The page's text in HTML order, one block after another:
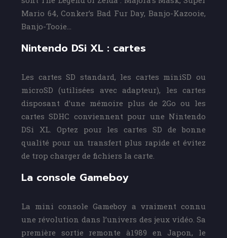
Mario 64, Conker’s Bad Fur Day, Banjo-Kazooie,
Banjo-Tooie…
Nintendo DSi XL : cartes
Les cartes SD standard, les cartes miniSD ou
microSD (utilisées avec adapteur), les cartes
disposant d’une mémoire plus de 2Go ou les
cartes SDHC conviennent pour une Nintendo
DSi XL. Optez pour les cartes SD de bonne
qualité pour un transfert plus rapide et évitez
de trop charger de fichiers la carte.
La console Gameboy
La mini console Gameboy a vraiment connu
une révolution dans l’univers des jeux vidéo. Sa
première sortie remonte à1989 en Japon, le